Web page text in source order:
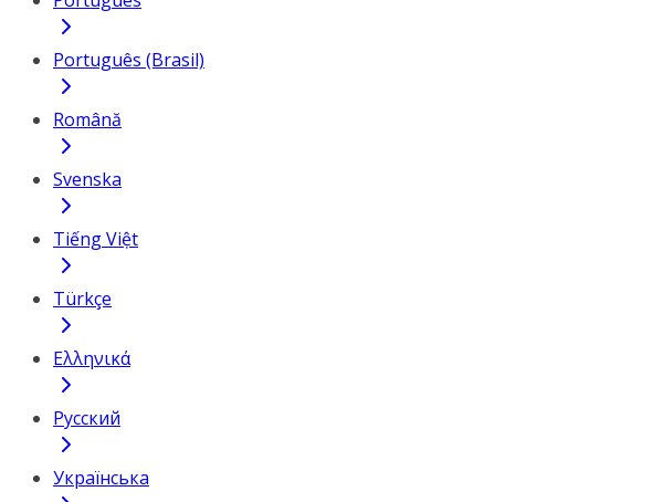
Português (Brasil)
Română
Svenska
Tiếng Việt
Türkçe
Ελληνικά
Русский
Українська